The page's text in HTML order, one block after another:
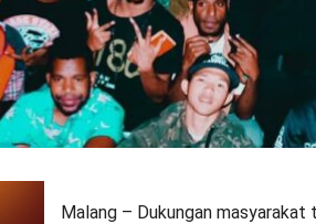
Malang – Dukungan